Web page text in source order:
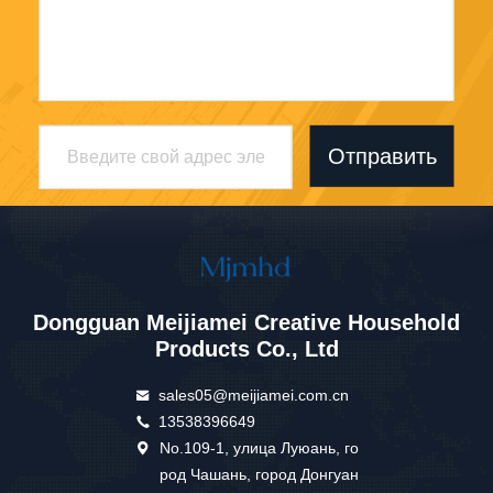
Отправить
Dongguan Meijiamei Creative Household
Products Co., Ltd
sales05@meijiamei.com.cn
13538396649
No.109-1, улица Луюань, го
род Чашань, город Донгуан